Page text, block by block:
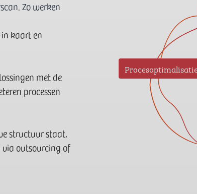
Zo werken
kaart en
met de
processen
structuur staat,
via outsourcing of